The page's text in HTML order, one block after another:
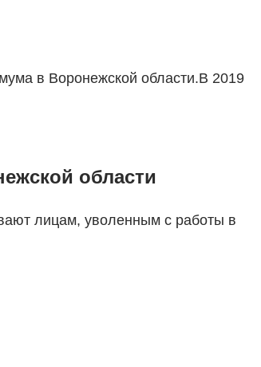
в Воронежской области.В 2019
области
лицам, уволенным с работы в